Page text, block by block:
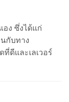
ง ซึ่งได้แก่
กับทาง
ที่ดีและเลเวอร์